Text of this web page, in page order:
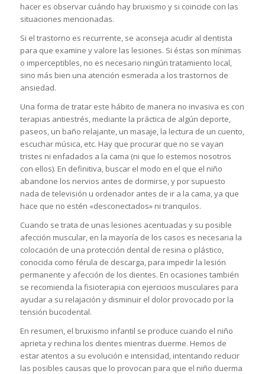
hacer es observar cuándo hay bruxismo y si coincide con las
situaciones mencionadas.
Si el trastorno es recurrente, se aconseja acudir al dentista
para que examine y valore las lesiones. Si éstas son mínimas
o imperceptibles, no es necesario ningún tratamiento local,
sino más bien una atención esmerada a los trastornos de
ansiedad.
Una forma de tratar este hábito de manera no invasiva es con
terapias antiestrés, mediante la práctica de algún deporte,
paseos, un baño relajante, un masaje, la lectura de un cuento,
escuchar música, etc. Hay que procurar que no se vayan
tristes ni enfadados a la cama (ni que lo estemos nosotros
con ellos). En definitiva, buscar el modo en el que el niño
abandone los nervios antes de dormirse, y por supuesto
nada de televisión u ordenador antes de ir a la cama, ya que
hace que no estén «desconectados» ni tranquilos.
Cuando se trata de unas lesiones acentuadas y su posible
afección muscular, en la mayoría de los casos es necesaria la
colocación de una protección dental de resina o plástico,
conocida como férula de descarga, para impedir la lesión
permanente y afección de los dientes. En ocasiones también
se recomienda la fisioterapia con ejercicios musculares para
ayudar a su relajación y disminuir el dolor provocado por la
tensión bucodental.
En resumen, el bruxismo infantil se produce cuando el niño
aprieta y rechina los dientes mientras duerme. Hemos de
estar atentos a su evolución e intensidad, intentando reducir
las posibles causas que lo provocan para que el niño duerma